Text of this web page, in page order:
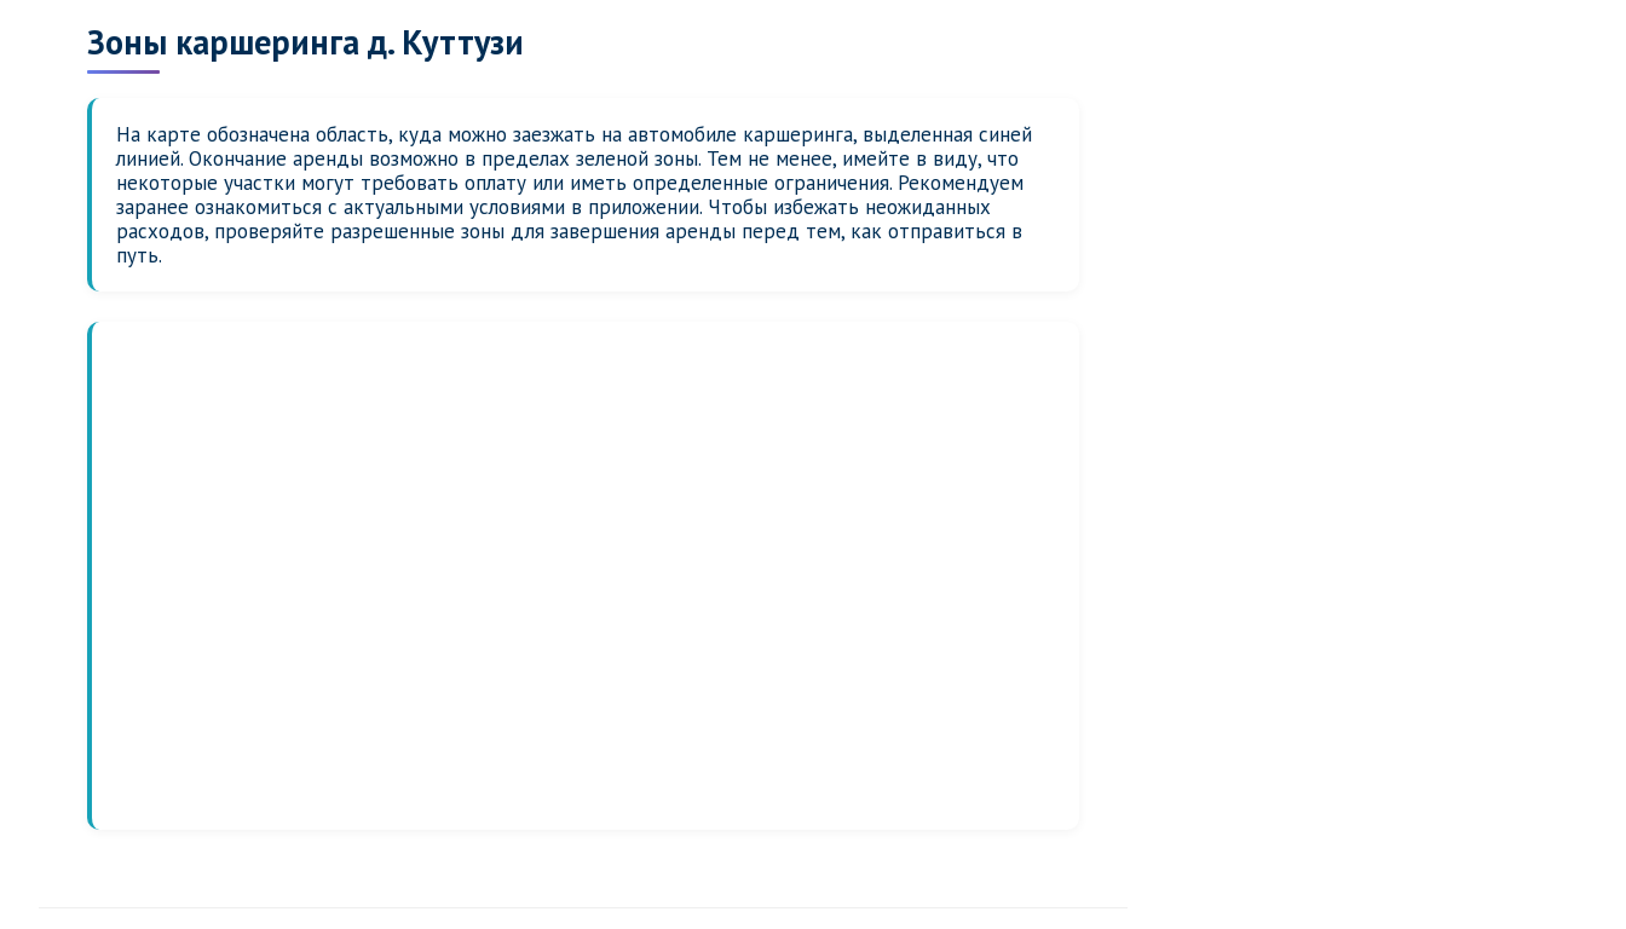
Зоны каршеринга д. Куттузи
На карте обозначена область, куда можно заезжать на автомобиле каршеринга, выделенная синей
линией. Окончание аренды возможно в пределах зеленой зоны. Тем не менее, имейте в виду, что
некоторые участки могут требовать оплату или иметь определенные ограничения. Рекомендуем
заранее ознакомиться с актуальными условиями в приложении. Чтобы избежать неожиданных
расходов, проверяйте разрешенные зоны для завершения аренды перед тем, как отправиться в
путь.